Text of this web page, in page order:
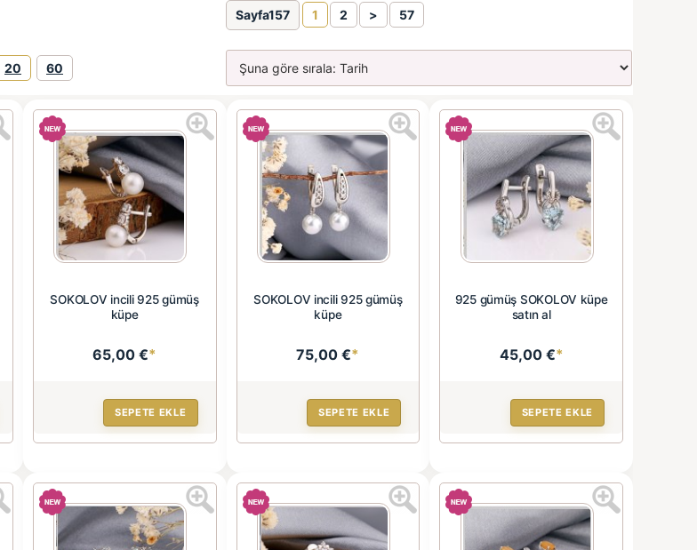
Sayfa157 1 2 > 57
20 60
SOKOLOV incili 925 gümüş
küpe
65,00 €*
SEPETE EKLE
SOKOLOV incili 925 gümüş
küpe
75,00 €*
SEPETE EKLE
925 gümüş SOKOLOV küpe
satın al
45,00 €*
SEPETE EKLE